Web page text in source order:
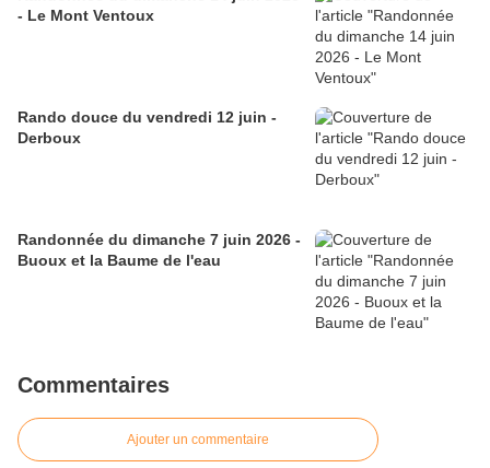
- Le Mont Ventoux
Rando douce du vendredi 12 juin -
Derboux
Randonnée du dimanche 7 juin 2026 -
Buoux et la Baume de l'eau
Commentaires
Ajouter un commentaire